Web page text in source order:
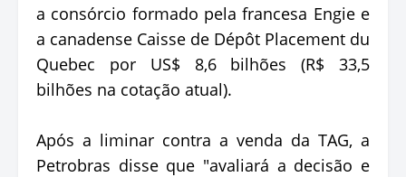
a consórcio formado pela francesa Engie e
a canadense Caisse de Dépôt Placement du
Quebec por US$ 8,6 bilhões (R$ 33,5
bilhões na cotação atual).
Após a liminar contra a venda da TAG, a
Petrobras disse que "avaliará a decisão e